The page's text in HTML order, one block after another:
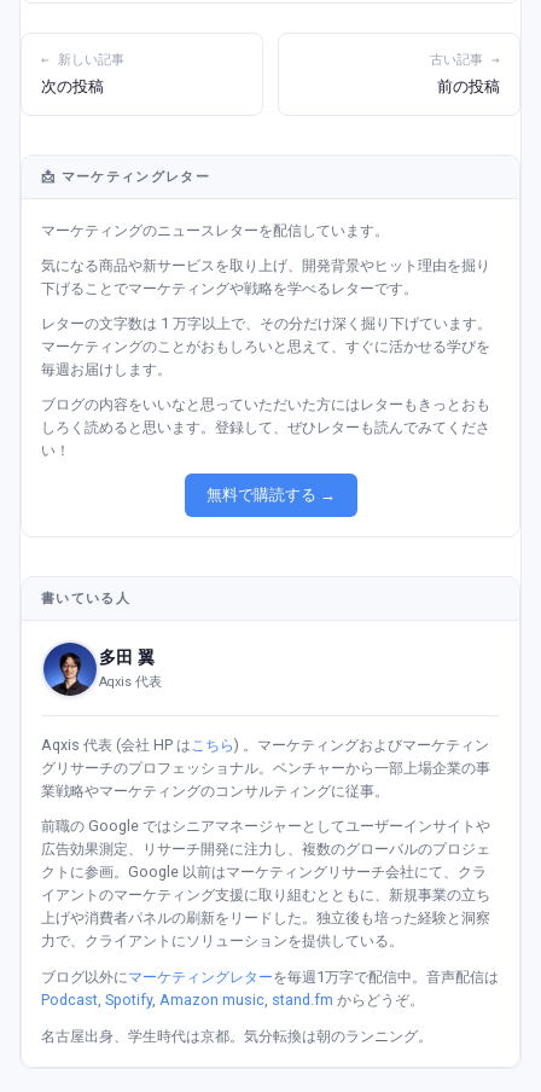
← 新しい記事
次の投稿
古い記事 →
前の投稿
📩 マーケティングレター
マーケティングのニュースレターを配信しています。
気になる商品や新サービスを取り上げ、開発背景やヒット理由を掘り
下げることでマーケティングや戦略を学べるレターです。
レターの文字数は 1 万字以上で、その分だけ深く掘り下げています。
マーケティングのことがおもしろいと思えて、すぐに活かせる学びを
毎週お届けします。
ブログの内容をいいなと思っていただいた方にはレターもきっとおも
しろく読めると思います。登録して、ぜひレターも読んでみてくださ
い！
無料で購読する →
書いている人
多田 翼
Aqxis 代表
Aqxis 代表 (会社 HP は こちら) 。マーケティングおよびマーケティン
グリサーチのプロフェッショナル。ベンチャーから一部上場企業の事
業戦略やマーケティングのコンサルティングに従事。
前職の Google ではシニアマネージャーとしてユーザーインサイトや
広告効果測定、リサーチ開発に注力し、複数のグローバルのプロジェ
クトに参画。Google 以前はマーケティングリサーチ会社にて、クラ
イアントのマーケティング支援に取り組むとともに、新規事業の立ち
上げや消費者パネルの刷新をリードした。独立後も培った経験と洞察
力で、クライアントにソリューションを提供している。
ブログ以外にマーケティングレターを毎週1万字で配信中。音声配信は
Podcast, Spotify, Amazon music, stand.fm からどうぞ。
名古屋出身、学生時代は京都。気分転換は朝のランニング。